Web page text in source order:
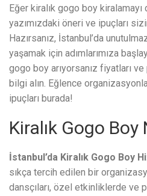
Eğer kiralık gogo boy kiralamayı
yazımızdaki öneri ve ipuçları
Hazırsanız, İstanbul’da
yaşamak için adımlarımıza
gogo boy arıyorsanız fiyatları
bilgi alın. Eğlence
ipuçları burada!
Kiralık Gogo Boy
İstanbul’da Kiralık Gogo Boy
sıkça tercih edilen bir
dansçıları, özel etkinliklerde ve